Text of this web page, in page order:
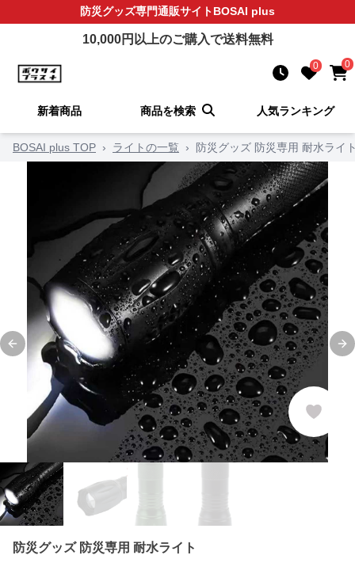
防災グッズ専門通販サイトBOSAI plus
10,000円以上のご購入で送料無料
0 0
新着商品 商品を検索 人気ランキング
BOSAI plus TOP › ライトの一覧 › 防災グッズ 防災専用 耐水ライ
Previous slide
防災グッズ 防災専用 耐水ライト